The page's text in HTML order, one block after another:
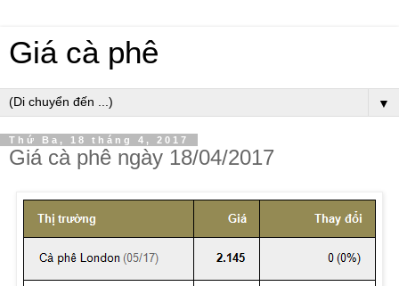
Giá cà phê
▼
Thứ Ba, 18 tháng 4, 2017
Giá cà phê ngày 18/04/2017